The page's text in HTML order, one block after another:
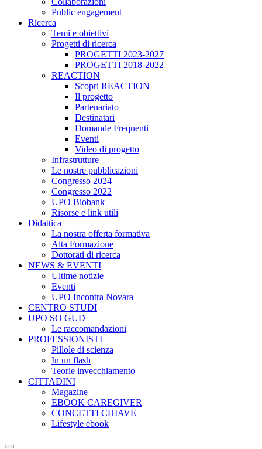
Public engagement
Ricerca
Temi e obiettivi
Progetti di ricerca
PROGETTI 2023-2027
PROGETTI 2018-2022
REACTION
Scopri REACTION
Il progetto
Partenariato
Destinatari
Domande Frequenti
Eventi
Video di progetto
Infrastrutture
Le nostre pubblicazioni
Congresso 2024
Congresso 2022
UPO Biobank
Risorse e link utili
Didattica
La nostra offerta formativa
Alta Formazione
Dottorati di ricerca
NEWS & EVENTI
Ultime notizie
Eventi
UPO Incontra Novara
CENTRO STUDI
UPO SO GUD
Le raccomandazioni
PROFESSIONISTI
Pillole di scienza
In un flash
Teorie invecchiamento
CITTADINI
Magazine
EBOOK CAREGIVER
CONCETTI CHIAVE
Lifestyle ebook